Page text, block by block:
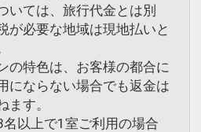
いては、旅行代金とは別
が必要な地域は現地払いと
の特色は、お客様の都合に
にならない場合でも返金は
ます。
名以上で1室ご利用の場合